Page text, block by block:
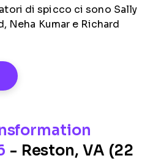
di spicco ci sono Sally
Neha Kumar e Richard
New Window
- Reston, VA (22